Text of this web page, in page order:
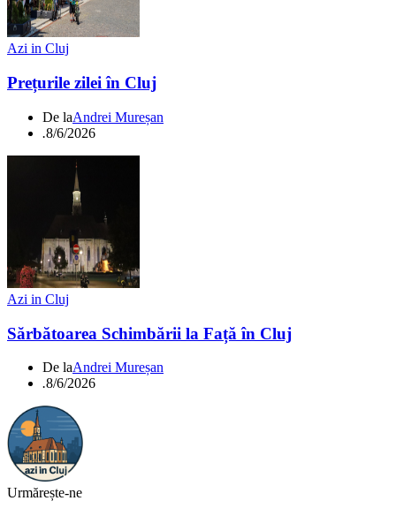
Azi in Cluj
Prețurile zilei în Cluj
De laAndrei Mureșan
.8/6/2026
Azi in Cluj
Sărbătoarea Schimbării la Față în Cluj
De laAndrei Mureșan
.8/6/2026
Urmărește-ne